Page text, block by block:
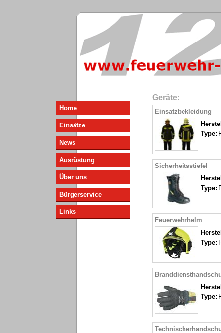
Home
Einsätze
News
Ausrüstung
Über uns
Bürgerservice
Links
Geräte:
Einsatzbekleidung
Type:
Sicherheitsstiefel
Type:
Feuerwehrhelm
Type:
Type: